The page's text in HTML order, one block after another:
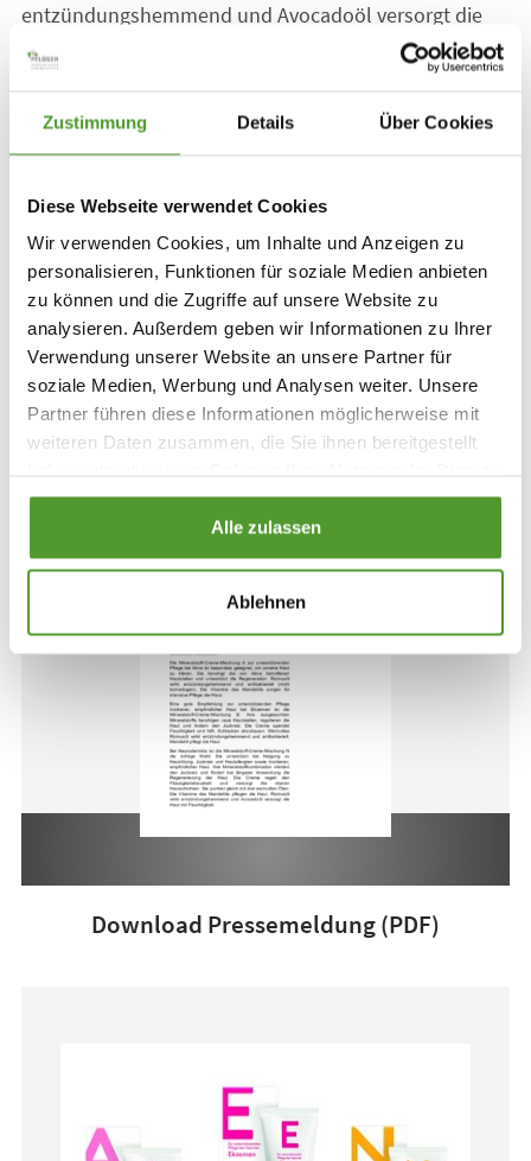
Zustimmung Details Über Cookies
Diese Webseite verwendet Cookies
Wir verwenden Cookies, um Inhalte und Anzeigen zu
personalisieren, Funktionen für soziale Medien anbieten
zu können und die Zugriffe auf unsere Website zu
analysieren. Außerdem geben wir Informationen zu Ihrer
Verwendung unserer Website an unsere Partner für
soziale Medien, Werbung und Analysen weiter. Unsere
Partner führen diese Informationen möglicherweise mit
weiteren Daten zusammen, die Sie ihnen bereitgestellt
gesammelt haben.
Alle zulassen
Ablehnen
entzündungshemmend und Avocadoöl versorgt die
Haut mit Feuchtigkeit.
Weitere Informationen auf www.mineralstoff-
Creme-Mischungen von Pflüger” erhältlich. Wenden
Sie sich dazu an Ihren Pflüger-Außendienstmitarbeiter
oder direkt an das Homöopathische Laboratorium
Alexander Pflüger GmbH & Co. KG, Röntgenstraße 4,
33378 Rheda-Wiedenbrück, Tel.: 05242 9472-30, Fax:
05242 9472-20, verkauf@pflueger.de.
Downloads
Download Pressemeldung (PDF)